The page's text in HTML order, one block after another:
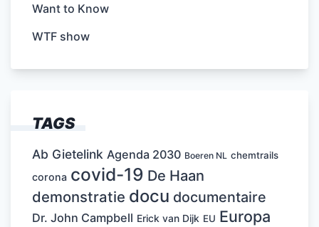
Want to Know
WTF show
TAGS
Ab Gietelink Agenda 2030 Boeren NL chemtrails
corona covid-19 De Haan
demonstratie docu documentaire
Dr. John Campbell Erick van Dijk EU Europa